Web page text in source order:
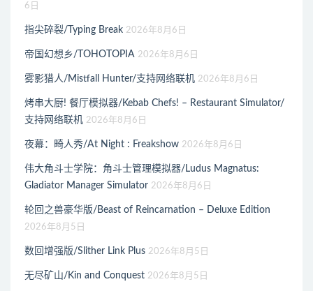
6日
指尖碎裂/Typing Break 2026年8月6日
帝国幻想乡/TOHOTOPIA 2026年8月6日
雾影猎人/Mistfall Hunter/支持网络联机 2026年8月6日
烤串大厨! 餐厅模拟器/Kebab Chefs! – Restaurant Simulator/
支持网络联机 2026年8月6日
夜幕：畸人秀/At Night : Freakshow 2026年8月6日
伟大角斗士学院：角斗士管理模拟器/Ludus Magnatus:
Gladiator Manager Simulator 2026年8月6日
轮回之兽豪华版/Beast of Reincarnation – Deluxe Edition
2026年8月5日
数回增强版/Slither Link Plus 2026年8月5日
无尽矿山/Kin and Conquest 2026年8月5日